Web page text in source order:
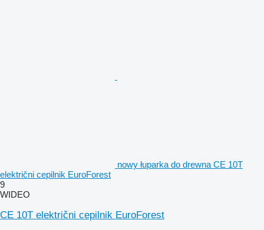
nowy łuparka do drewna CE 10T
električni cepilnik EuroForest
9
WIDEO
CE 10T električni cepilnik EuroForest